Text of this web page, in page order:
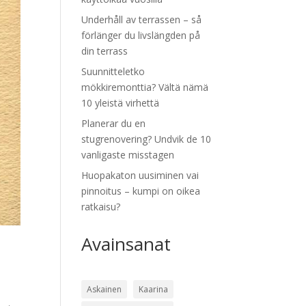
Underhåll av terrassen – så
förlänger du livslängden på
din terrass
Suunnitteletko
mökkiremonttia? Vältä nämä
10 yleistä virhettä
Planerar du en
stugrenovering? Undvik de 10
vanligaste misstagen
Huopakaton uusiminen vai
pinnoitus – kumpi on oikea
ratkaisu?
Avainsanat
Askainen
Kaarina